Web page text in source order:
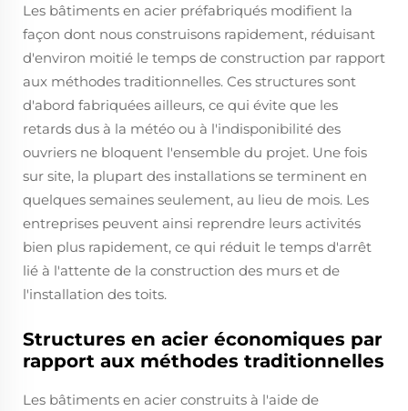
Les bâtiments en acier préfabriqués modifient la
façon dont nous construisons rapidement, réduisant
d'environ moitié le temps de construction par rapport
aux méthodes traditionnelles. Ces structures sont
d'abord fabriquées ailleurs, ce qui évite que les
retards dus à la météo ou à l'indisponibilité des
ouvriers ne bloquent l'ensemble du projet. Une fois
sur site, la plupart des installations se terminent en
quelques semaines seulement, au lieu de mois. Les
entreprises peuvent ainsi reprendre leurs activités
bien plus rapidement, ce qui réduit le temps d'arrêt
lié à l'attente de la construction des murs et de
l'installation des toits.
Structures en acier économiques par
rapport aux méthodes traditionnelles
Les bâtiments en acier construits à l'aide de